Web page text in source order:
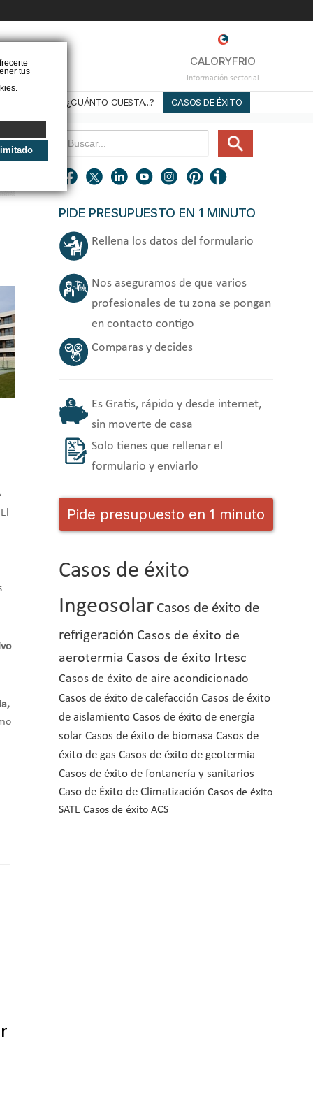
tus
CALORYFRIO
Información sectorial
¿CUÁNTO CUESTA...? CASOS DE ÉXITO
PIDE PRESUPUESTO EN 1 MINUTO
Rellena los datos del formulario
Nos aseguramos de que varios
profesionales de tu zona se pongan
en contacto contigo
Comparas y decides
Es Gratis, rápido y desde internet,
sin moverte de casa
Solo tienes que rellenar el
formulario y enviarlo
Pide presupuesto en 1 minuto
Casos de éxito
Ingeosolar Casos de éxito de
refrigeración Casos de éxito de
aerotermia Casos de éxito Irtesc
Casos de éxito de aire acondicionado
Casos de éxito de calefacción Casos de éxito
de aislamiento Casos de éxito de energía
solar Casos de éxito de biomasa Casos de
éxito de gas Casos de éxito de geotermia
Casos de éxito de fontanería y sanitarios
Caso de Éxito de Climatización Casos de éxito
SATE Casos de éxito ACS